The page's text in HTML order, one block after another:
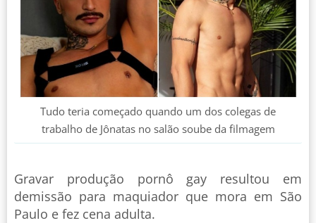
Tudo teria começado quando um dos colegas de
trabalho de Jônatas no salão soube da filmagem
Gravar produção pornô gay resultou em
demissão para maquiador que mora em São
Paulo e fez cena adulta.